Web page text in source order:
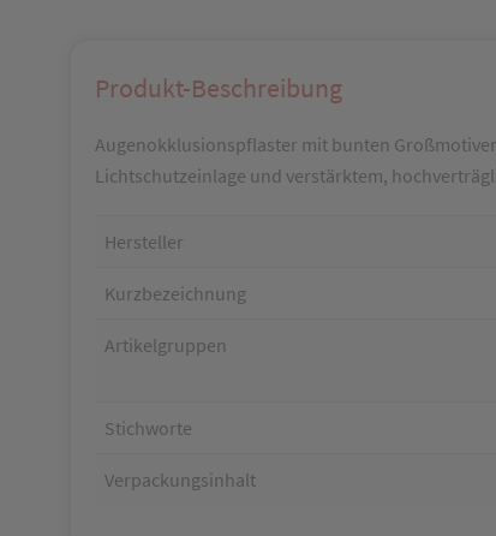
Produkt-Beschreibung
Augenokklusionspflaster mit bunten
Lichtschutzeinlage und verstärktem,
Hersteller
Kurzbezeichnung
Artikelgruppen
Stichworte
Verpackungsinhalt